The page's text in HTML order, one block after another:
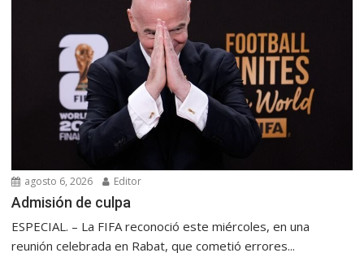
agosto 6, 2026 Editor
Admisión de culpa
ESPECIAL. – La FIFA reconoció este miércoles, en una
reunión celebrada en Rabat, que cometió errores...